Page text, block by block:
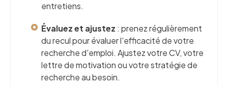
entretiens.
Évaluez et ajustez : prenez régulièrement
du recul pour évaluer l'efficacité de votre
recherche d'emploi. Ajustez votre CV, votre
lettre de motivation ou votre stratégie de
recherche au besoin.